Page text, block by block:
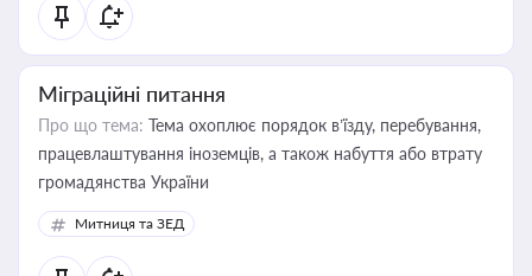
Міграційні питання
Про що тема: Тема охоплює порядок в’їзду, перебування,
працевлаштування іноземців, а також набуття або втрату
громадянства України
Митниця та ЗЕД